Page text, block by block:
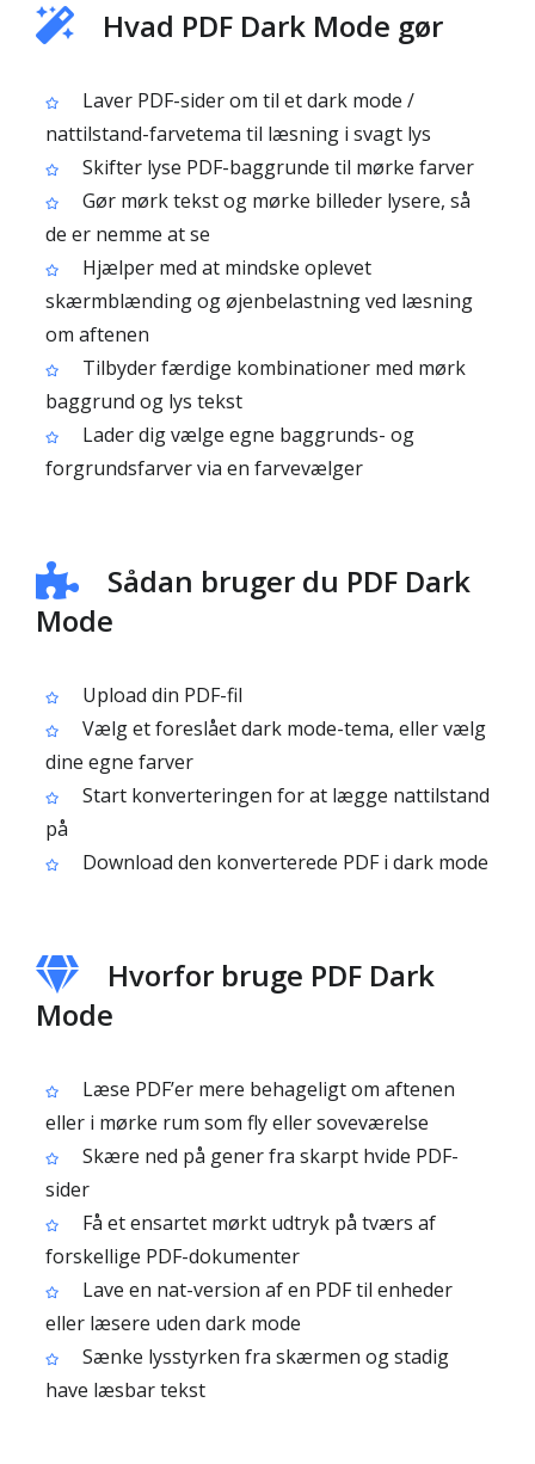
Hvad PDF Dark Mode gør
Laver PDF-sider om til et dark mode /
nattilstand-farvetema til læsning i svagt lys
Skifter lyse PDF-baggrunde til mørke farver
Gør mørk tekst og mørke billeder lysere, så
de er nemme at se
Hjælper med at mindske oplevet
skærmblænding og øjenbelastning ved læsning
om aftenen
Tilbyder færdige kombinationer med mørk
baggrund og lys tekst
Lader dig vælge egne baggrunds- og
forgrundsfarver via en farvevælger
Sådan bruger du PDF Dark
Mode
Upload din PDF-fil
Vælg et foreslået dark mode-tema, eller vælg
dine egne farver
Start konverteringen for at lægge nattilstand
på
Download den konverterede PDF i dark mode
Hvorfor bruge PDF Dark
Mode
Læse PDF’er mere behageligt om aftenen
eller i mørke rum som fly eller soveværelse
Skære ned på gener fra skarpt hvide PDF-
sider
Få et ensartet mørkt udtryk på tværs af
forskellige PDF-dokumenter
Lave en nat-version af en PDF til enheder
eller læsere uden dark mode
Sænke lysstyrken fra skærmen og stadig
have læsbar tekst